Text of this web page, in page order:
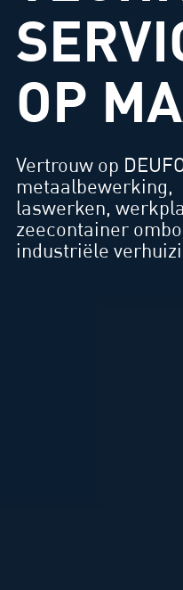
OP
Vertrouw op
metaalbewerking,
laswerken,
zeecontainer
industriële